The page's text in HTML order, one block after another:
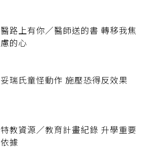
醫路上有你／醫師送的書 轉移我焦
慮的心
妥瑞氏童怪動作 施壓恐得反效果
特教資源／教育計畫紀錄 升學重要
依據